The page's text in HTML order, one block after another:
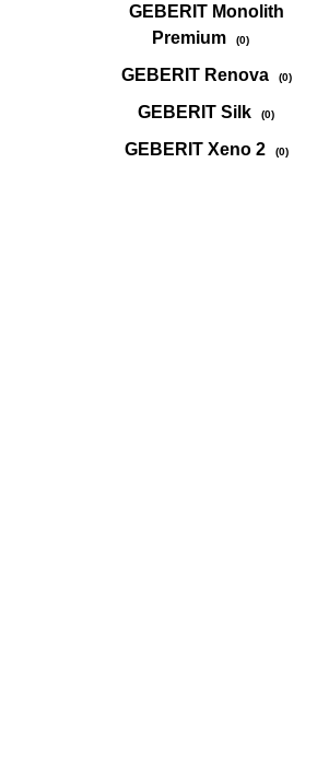
GEBERIT Monolith
Premium
(0)
GEBERIT Renova (0)
GEBERIT Silk (0)
GEBERIT Xeno 2 (0)